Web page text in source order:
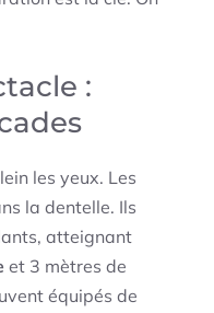
:
les yeux. Les
la dentelle. Ils
atteignant
et 3 mètres de
équipés de